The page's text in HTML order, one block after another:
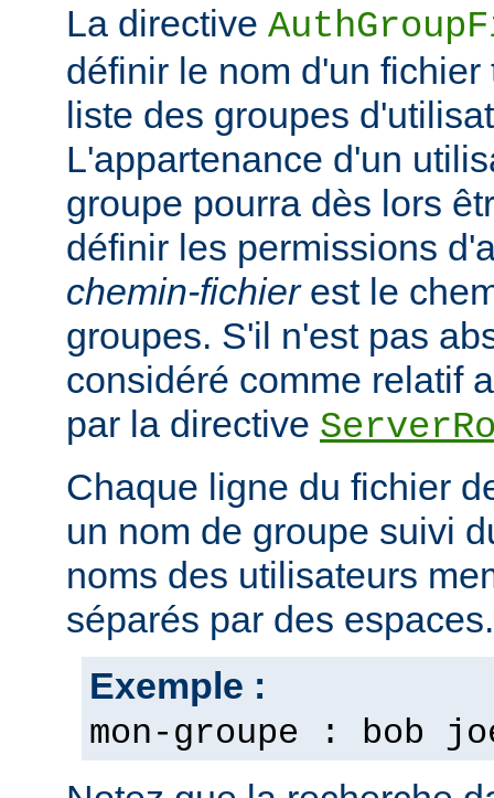
La directive
définir le nom d'un
liste des groupes
L'appartenance d'un
groupe pourra dès lors
définir les permissions
chemin-fichierest le
groupes. S'il n'est pas
considéré comme relatif
par la directive
Chaque ligne du fichier
un nom de groupe suivi
noms des utilisateurs
séparés par des espaces.
Exemple :
mon-groupe : bob